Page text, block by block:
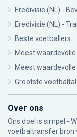
Eredivisie (NL) -
Eredivisie (NL) -
Beste voetballers
Meest
Meest
Grootste
Over ons
Ons doel is simpel -
voetbaltransfer bron